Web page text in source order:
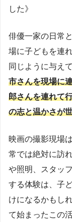
した》
俳優一家の日常
場に子どもを連
同じように与え
市さんを現場に
郎さんを連れて
の志と温かさが
映画の撮影現場
常では絶対に訪
や照明、スタッ
する体験は、子
けになるかもし
て始まったこの